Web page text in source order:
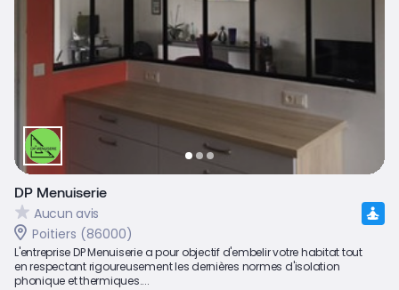
DP Menuiserie
Aucun avis
Poitiers (86000)
L'entreprise DP Menuiserie a pour objectif d'embelir votre habitat tout
en respectant rigoureusement les dernières normes d'isolation
phonique et thermiques....